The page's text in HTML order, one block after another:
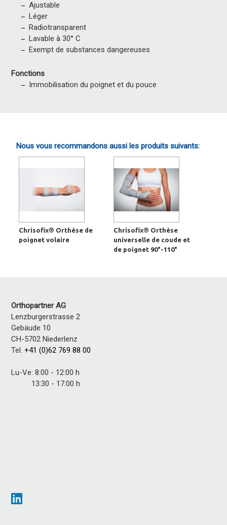
Ajustable
Léger
Radiotransparent
Lavable à 30° C
Exempt de substances dangereuses
Fonctions
Immobilisation du poignet et du pouce
Nous vous recommandons aussi les produits suivants:
Chrisofix® Orthèse de
poignet volaire
Chrisofix® Orthèse
universelle de coude et
de poignet 90°-110°
Orthopartner AG
Lenzburgerstrasse 2
Gebäude 10
CH-5702 Niederlenz
Tel.+41 (0)62 769 88 00
Lu-Ve: 8:00 - 12:00 h
13:30 - 17:00 h